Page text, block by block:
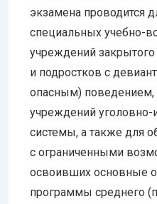
экзамена проводится
специальных учебно-
учреждений закрытого
и подростков с
опасным) поведением,
учреждений уголовно-
системы, а также для
с ограниченными
освоивших основные
программы среднего